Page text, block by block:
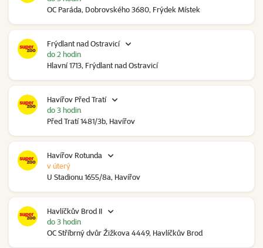
OC Paráda, Dobrovského 3680, Frýdek Místek
Frýdlant nad Ostravicí
Hlavní 1713, Frýdlant nad Ostravicí
do 2 hodin
Havířov Před Tratí
Před Tratí 1481/3b, Havířov
do 3 hodin
Havířov Rotunda
U Stadionu 1655/8a, Havířov
v úterý
Havlíčkův Brod II
OC Stříbrný dvůr Žižkova 4449, Havlíčkův Brod
do 3 hodin